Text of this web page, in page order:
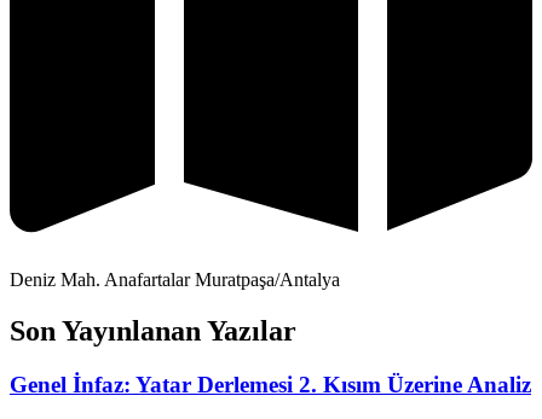
Deniz Mah. Anafartalar Muratpaşa/Antalya
Son Yayınlanan Yazılar
Genel İnfaz: Yatar Derlemesi 2. Kısım Üzerine Analiz